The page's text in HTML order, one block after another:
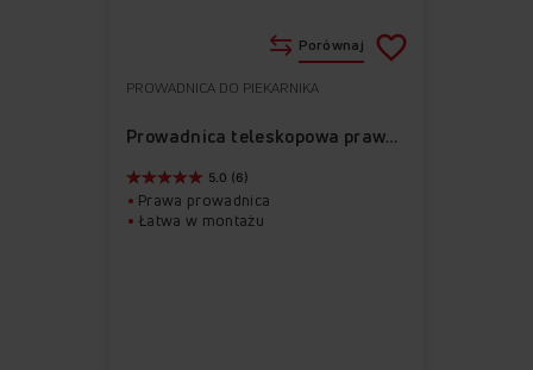
PROWADNICA DO PIEKARNIKA
Prowadnica teleskopowa prawa APG1009
5.0 (6)
Prawa prowadnica
Łatwa w montażu
Porównaj